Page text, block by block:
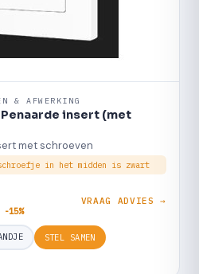
& AFWERKING
insert (met
met schroeven
in het midden is zwart
-15%
VRAAG ADVIES →
STEL SAMEN